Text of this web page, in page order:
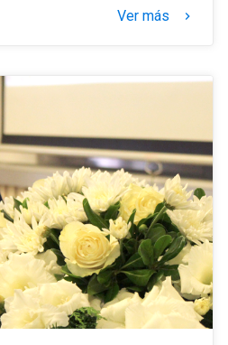
Ver más keyboard_arrow_right